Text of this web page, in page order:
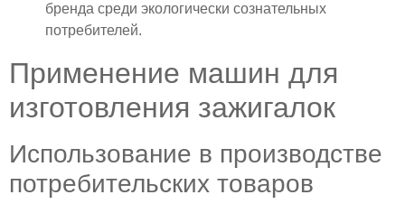
бренда среди экологически сознательных
потребителей.
Применение машин для
изготовления зажигалок
Использование в производстве
потребительских товаров